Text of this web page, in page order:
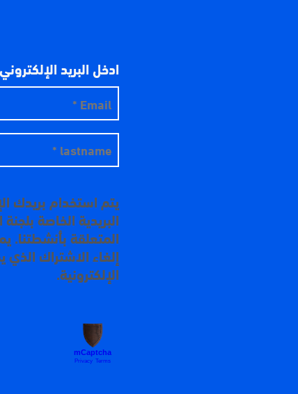
ادخل البريد الإلكتروني
يتم استخدام بريدك
البريدية الخاصة
المتعلقة
إلغاء الاشتراك
الإلكترونية.